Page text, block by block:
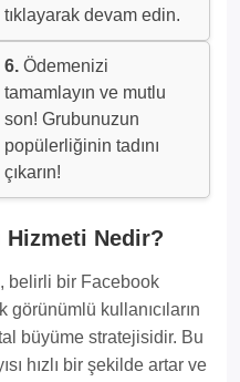
tıklayarak devam edin.
6. Ödemenizi
tamamlayın ve mutlu
son! Grubunuzun
popülerliğinin tadını
çıkarın!
Hizmeti Nedir?
belirli bir Facebook
kullanıcıların
büyüme stratejisidir. Bu
hızlı bir şekilde artar ve